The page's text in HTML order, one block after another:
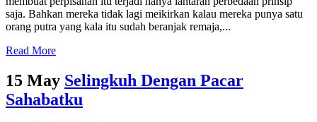
saja. Bahkan mereka tidak lagi meikirkan kalau mereka punya satu
orang putra yang kala itu sudah beranjak remaja,...
Read More
15 May Selingkuh Dengan Pacar
Sahabatku